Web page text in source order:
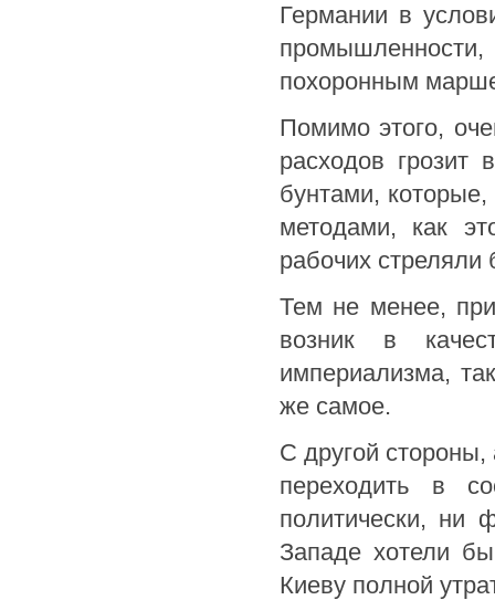
Германии в
похоронным
Помимо этого,
расходов грозит
бунтами,
методами, как
рабочих
Тем не менее,
возник в
империализма,
же самое.
С другой стороны,
переходить в
политически, ни
Западе хотели
Киеву полной